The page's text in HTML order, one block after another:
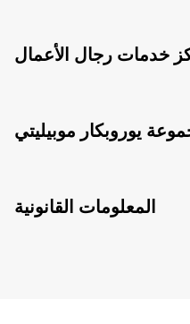
خدمات رجال الأعمال
يوروبكار موبيليتي
المعلومات القانونية